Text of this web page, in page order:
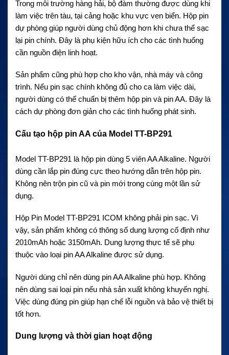
Trong môi trường hàng hải, bộ đàm thường được dùng khi
làm việc trên tàu, tại cảng hoặc khu vực ven biển. Hộp pin
dự phòng giúp người dùng chủ động hơn khi chưa thể sạc
lại pin chính. Đây là phụ kiện hữu ích cho các tình huống
cần nguồn điện linh hoạt.
Sản phẩm cũng phù hợp cho kho vận, nhà máy và công
trình. Nếu pin sạc chính không đủ cho ca làm việc dài,
người dùng có thể chuẩn bị thêm hộp pin và pin AA. Đây là
cách dự phòng đơn giản cho các tình huống phát sinh.
Cấu tạo hộp pin AA của Model TT-BP291
Model TT-BP291 là hộp pin dùng 5 viên AA Alkaline. Người
dùng cần lắp pin đúng cực theo hướng dẫn trên hộp pin.
Không nên trộn pin cũ và pin mới trong cùng một lần sử
dụng.
Hộp Pin Model TT-BP291 ICOM không phải pin sạc. Vì
vậy, sản phẩm không có thông số dung lượng cố định như
2010mAh hoặc 3150mAh. Dung lượng thực tế sẽ phụ
thuộc vào loại pin AA Alkaline được sử dụng.
Người dùng chỉ nên dùng pin AA Alkaline phù hợp. Không
nên dùng sai loại pin nếu nhà sản xuất không khuyến nghị.
Việc dùng đúng pin giúp hạn chế lỗi nguồn và bảo vệ thiết bị
tốt hơn.
Dung lượng và thời gian hoạt động